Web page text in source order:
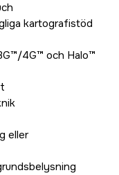
kartografistöd
4G™ och Halo™
eller